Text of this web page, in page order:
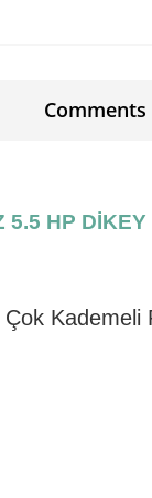
Comments
HP
Kademeli